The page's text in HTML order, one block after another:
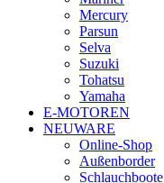
Mercury
Parsun
Selva
Suzuki
Tohatsu
Yamaha
E-MOTOREN
NEUWARE
Online-Shop
Außenborder
Schlauchboote